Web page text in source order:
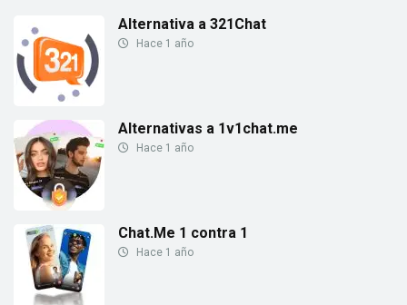
Alternativa a 321Chat
Hace 1 año
Alternativas a 1v1chat.me
Hace 1 año
Chat.Me 1 contra 1
Hace 1 año